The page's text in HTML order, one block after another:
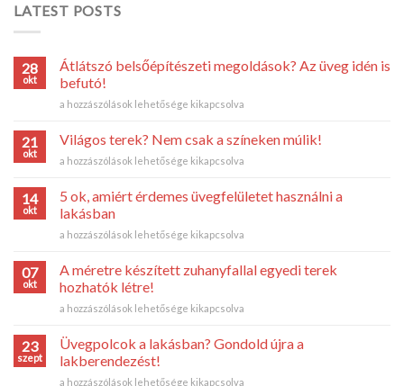
LATEST POSTS
28
okt
Átlátszó belsőépítészeti megoldások? Az üveg idén is
befutó!
Átlátszó
megoldások?
üveg
is
befutó!
a hozzászólások lehetősége kikapcsolva
21
okt
Világos terek? Nem csak a színeken múlik!
Világos
Nem
a
színeken
bejegyzéshez
a hozzászólások lehetősége kikapcsolva
14
okt
5 ok, amiért érdemes üvegfelületet használni a
lakásban
5
amiért
üvegfelületet
használni
lakásban
bejegyzéshez
a hozzászólások lehetősége kikapcsolva
07
okt
A méretre készített zuhanyfallal egyedi terek
hozhatók létre!
A
készített
zuhanyfallal
egyedi
a hozzászólások lehetősége kikapcsolva
23
szept
Üvegpolcok a lakásban? Gondold újra a
lakberendezést!
Üvegpolcok
a hozzászólások lehetősége kikapcsolva